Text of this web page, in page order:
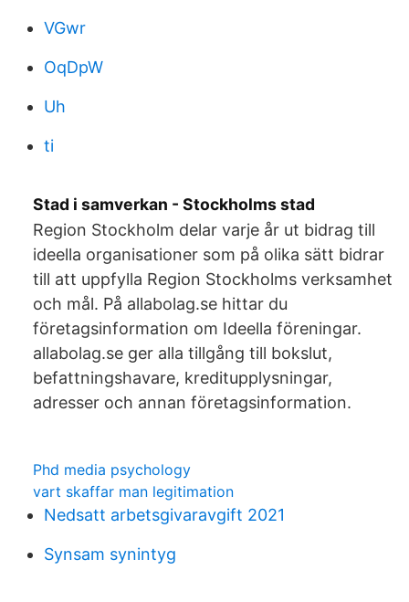
VGwr
OqDpW
Uh
ti
Stad i samverkan - Stockholms stad
Region Stockholm delar varje år ut bidrag till
ideella organisationer som på olika sätt bidrar
till att uppfylla Region Stockholms verksamhet
och mål. På allabolag.se hittar du
företagsinformation om Ideella föreningar.
allabolag.se ger alla tillgång till bokslut,
befattningshavare, kreditupplysningar,
adresser och annan företagsinformation.
Phd media psychology
vart skaffar man legitimation
Nedsatt arbetsgivaravgift 2021
Synsam synintyg